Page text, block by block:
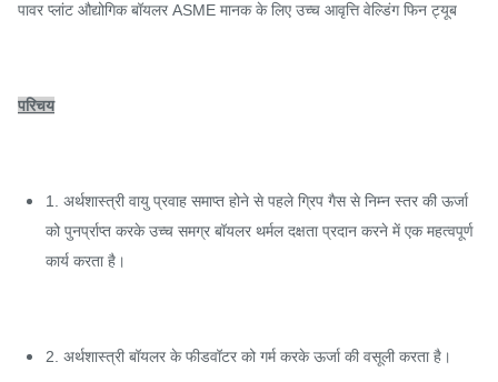
पावर प्लांट औद्योगिक बॉयलर ASME मानक के लिए उच्च आवृत्ति वेल्डिंग फिन ट्यूब
परिचय
1. अर्थशास्त्री वायु प्रवाह समाप्त होने से पहले ग्रिप गैस से निम्न स्तर की ऊर्जा
को पुनर्प्राप्त करके उच्च समग्र बॉयलर थर्मल दक्षता प्रदान करने में एक महत्वपूर्ण
कार्य करता है।
2. अर्थशास्त्री बॉयलर के फीडवॉटर को गर्म करके ऊर्जा की वसूली करता है।